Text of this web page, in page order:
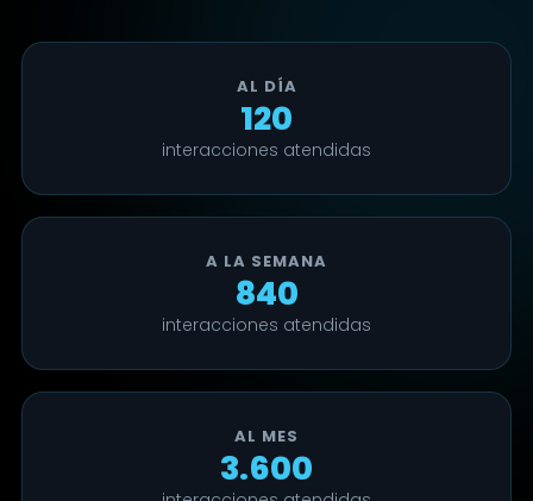
AL DÍA
120
interacciones atendidas
A LA SEMANA
840
interacciones atendidas
AL MES
3.600